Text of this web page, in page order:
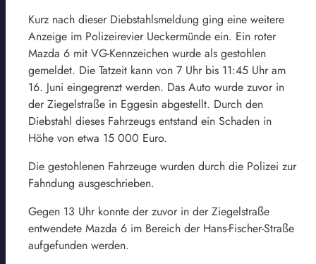
Kurz nach dieser Diebstahlsmeldung ging eine weitere
Anzeige im Polizeirevier Ueckermünde ein. Ein roter
Mazda 6 mit VG-Kennzeichen wurde als gestohlen
gemeldet. Die Tatzeit kann von 7 Uhr bis 11:45 Uhr am
16. Juni eingegrenzt werden. Das Auto wurde zuvor in
der Ziegelstraße in Eggesin abgestellt. Durch den
Diebstahl dieses Fahrzeugs entstand ein Schaden in
Höhe von etwa 15 000 Euro.
Die gestohlenen Fahrzeuge wurden durch die Polizei zur
Fahndung ausgeschrieben.
Gegen 13 Uhr konnte der zuvor in der Ziegelstraße
entwendete Mazda 6 im Bereich der Hans-Fischer-Straße
aufgefunden werden.